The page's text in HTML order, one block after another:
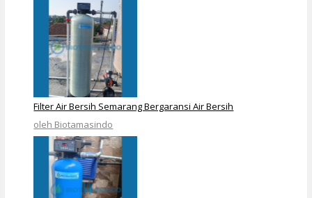
Filter Air Bersih Semarang Bergaransi Air Bersih
oleh Biotamasindo